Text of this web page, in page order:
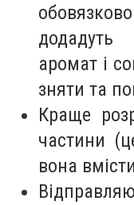
додадуть
аромат і
зняти та
Краще
частини
вона